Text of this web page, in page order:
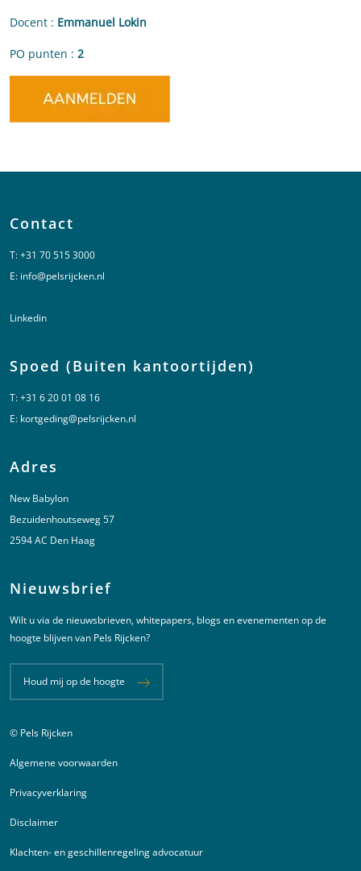
Docent : Emmanuel Lokin
PO punten : 2
Contact
T:+31 70 515 3000
E: info@pelsrijcken.nl
Linkedin
Spoed (Buiten kantoortijden)
T:+31 6 20 01 08 16
E: kortgeding@pelsrijcken.nl
Adres
New Babylon
Bezuidenhoutseweg 57
2594 AC Den Haag
Nieuwsbrief
Wilt u via de nieuwsbrieven, whitepapers, blogs en evenementen op de
hoogte blijven van Pels Rijcken?
Houd mij op de hoogte
Juridische informatie
© Pels Rijcken
Algemene voorwaarden
Privacyverklaring
Disclaimer
Klachten- en geschillenregeling advocatuur